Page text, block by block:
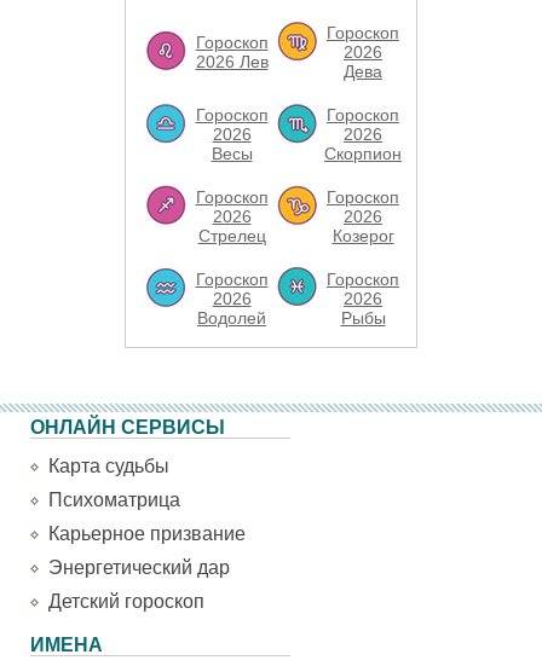
Гороскоп
2026 Лев
Гороскоп
2026
Дева
Гороскоп
2026
Весы
Гороскоп
2026
Скорпион
Гороскоп
2026
Стрелец
Гороскоп
2026
Козерог
Гороскоп
2026
Водолей
Гороскоп
2026
Рыбы
ОНЛАЙН СЕРВИСЫ
Карта судьбы
Психоматрица
Карьерное призвание
Энергетический дар
Детский гороскоп
ИМЕНА